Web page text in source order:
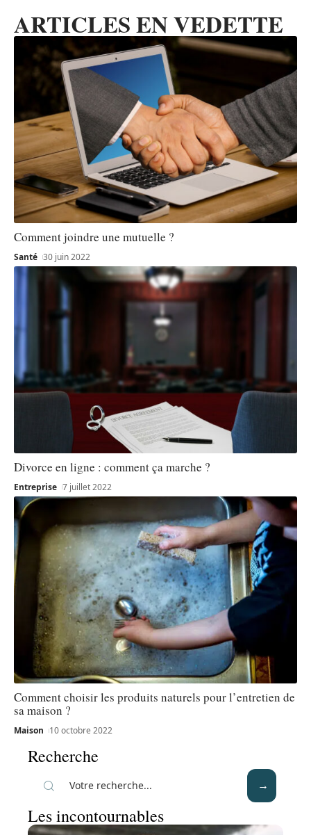
ARTICLES EN VEDETTE
Comment joindre une mutuelle ?
Santé 30 juin 2022
Divorce en ligne : comment ça marche ?
Entreprise 7 juillet 2022
Comment choisir les produits naturels pour l’entretien de
sa maison ?
Maison 10 octobre 2022
Recherche
Les incontournables